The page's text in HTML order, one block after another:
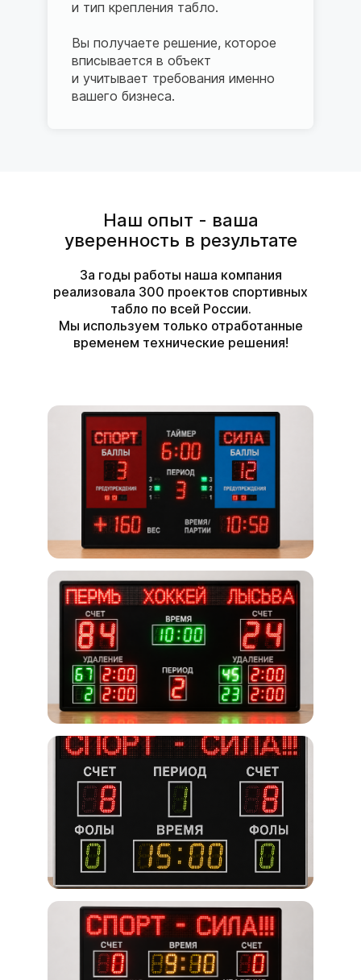
и тип крепления табло.
Вы получаете решение, которое
вписывается в объект
и учитывает требования именно
вашего бизнеса.
Наш опыт - ваша
уверенность в результате
За годы работы наша компания
реализовала 300 проектов спортивных
табло по всей России.
Мы используем только отработанные
временем технические решения!